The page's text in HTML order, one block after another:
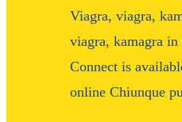
Viagra, viagra,
viagra, kamagra
Connect is
online Chiunque